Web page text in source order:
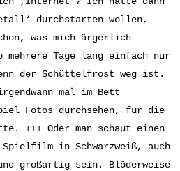
durchstarten wollen,
was mich ärgerlich
mehrere Tage lang einfach nur
der Schüttelfrost weg ist.
mal im Bett
Fotos durchsehen, für die
+++ Oder man schaut einen
Spielfilm in Schwarzweiß, auch
großartig sein. Blöderweise